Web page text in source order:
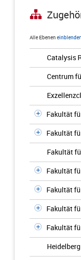
Alle Ebenen einblenden
Catalysis
Centrum
Fakultät
Fakultät
Fakultät
Fakultät
Fakultät
Fakultät
Fakultät